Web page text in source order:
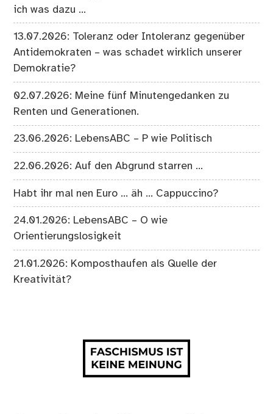
ich was dazu …
13.07.2026: Toleranz oder Intoleranz gegenüber
Antidemokraten – was schadet wirklich unserer
Demokratie?
02.07.2026: Meine fünf Minutengedanken zu
Renten und Generationen.
23.06.2026: LebensABC – P wie Politisch
22.06.2026: Auf den Abgrund starren …
Habt ihr mal nen Euro … äh … Cappuccino?
24.01.2026: LebensABC – O wie
Orientierungslosigkeit
21.01.2026: Komposthaufen als Quelle der
Kreativität?